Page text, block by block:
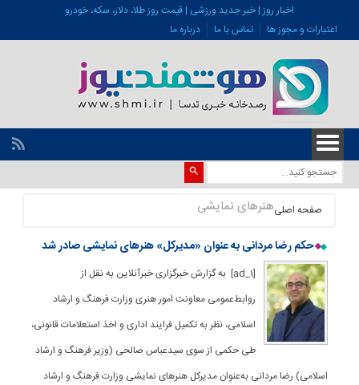
اخبار روز | خبر جدید ورزشی | قیمت روز طلا، دلار، سکه، خودرو
اعتبارات و مجوز ها
تماس با ما درباره ما
صفحه اصلیهنرهای نمایشی
حکم رضا مردانی به عنوان «مدیرکل» هنرهای نمایشی صادر شد
[ad_1] به گزارش خبرگزاری خبرآنلاین به نقل از
روابط‌عمومی معاونت امور هنری وزارت فرهنگ و ارشاد
اسلامی، نظر به تکمیل فرایند اداری و اخذ استعلامات قانونی،
طی حکمی از سوی سیدعباس صالحی (وزیر فرهنگ و ارشاد
اسلامی) رضا مردانی به‌عنوان مدیرکل هنرهای نمایشی وزارت فرهنگ و ارشاد